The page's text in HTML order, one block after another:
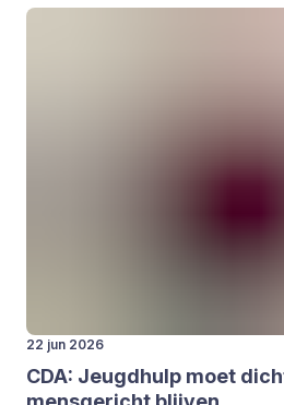
22 jun 2026
CDA: Jeugd­hulp moet